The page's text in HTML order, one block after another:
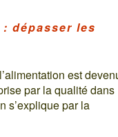
dépasser les
est
par la qualité dans
s’explique par la